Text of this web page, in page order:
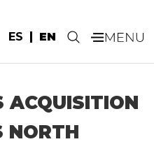
ES EN .
ACQUISITION
NORTH